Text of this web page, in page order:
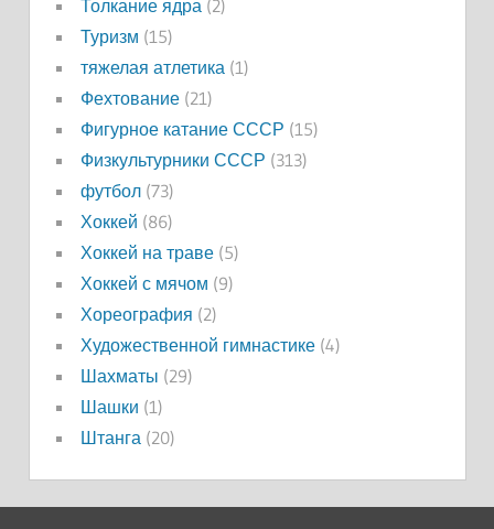
Толкание ядра(2)
Туризм (15)
тяжелая атлетика(1)
Фехтование(21)
Фигурное катание СССР (15)
Физкультурники СССР (313)
футбол(73)
Хоккей (86)
Хоккей на траве(5)
Хоккей с мячом (9)
Хореография (2)
Художественной гимнастике(4)
Шахматы (29)
Шашки (1)
Штанга(20)